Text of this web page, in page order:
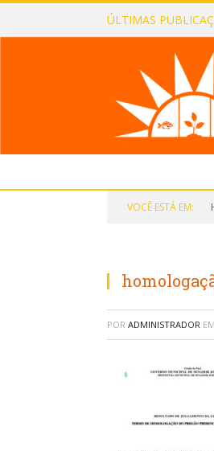
ÚLTIMAS
VOCÊ ESTÁ EM:
POR ADMINISTRADOR EM